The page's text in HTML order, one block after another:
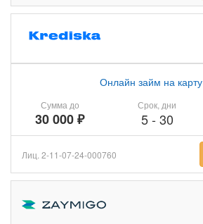
Сумма до
30 000 ₽
Онлайн займ на карту
Срок, дни
5- 30
Лиц. 2-11-07-24-000760